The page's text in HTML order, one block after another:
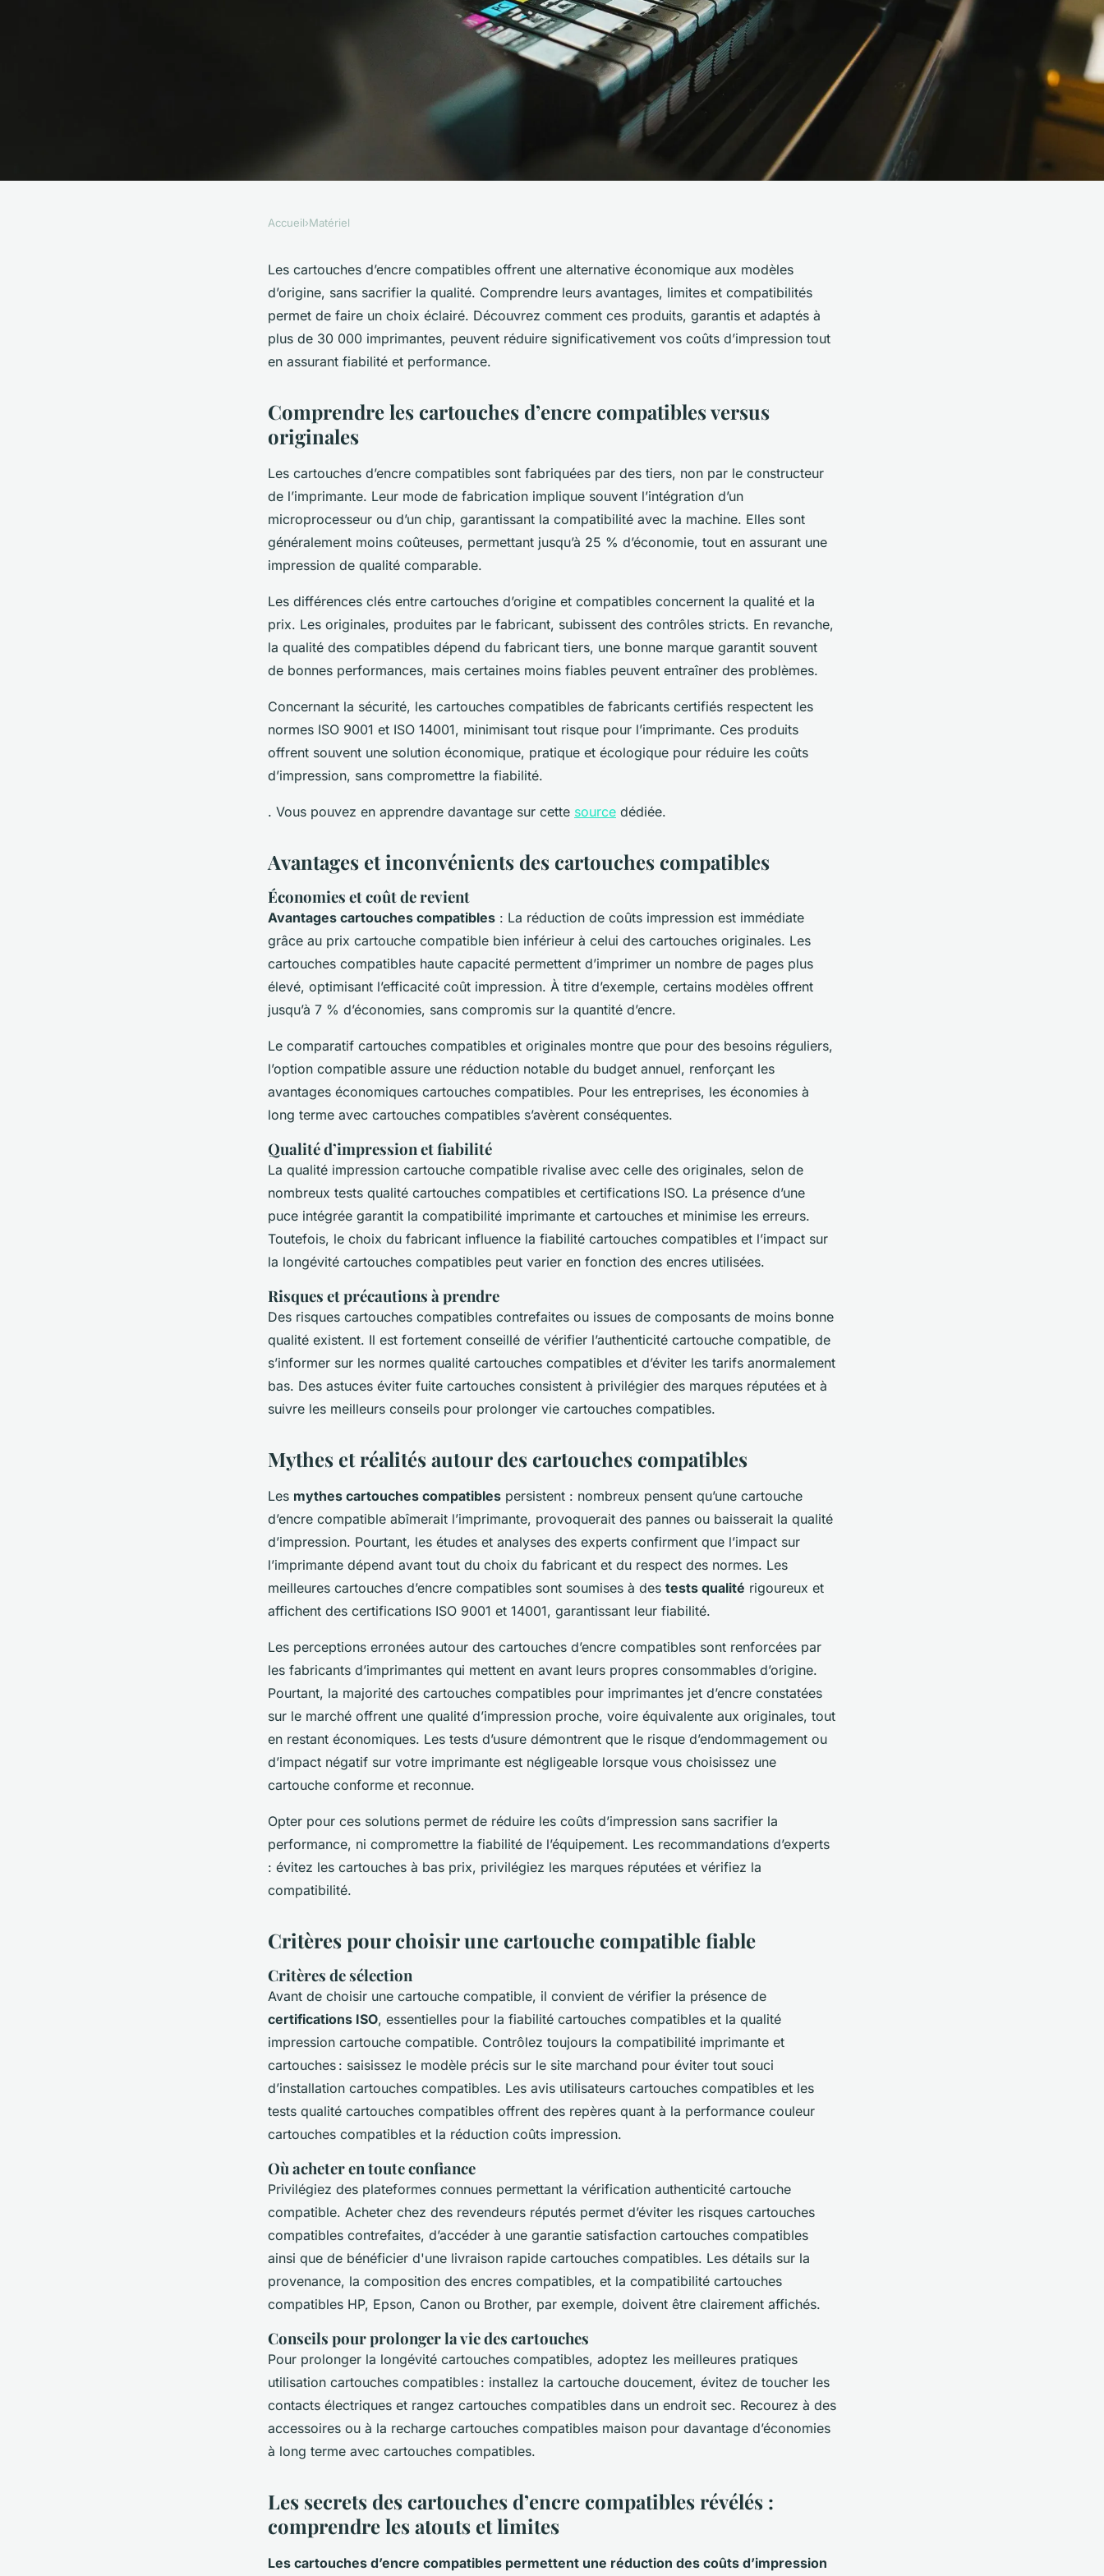
Les secrets des cartouches d'encre
compatibles révélés
Accueil›Matériel
Les cartouches d’encre compatibles offrent une alternative économique aux modèles
d’origine, sans sacrifier la qualité. Comprendre leurs avantages, limites et compatibilités
permet de faire un choix éclairé. Découvrez comment ces produits, garantis et adaptés à
plus de 30 000 imprimantes, peuvent réduire significativement vos coûts d’impression tout
en assurant fiabilité et performance.
Comprendre les cartouches d’encre compatibles versus
originales
Les cartouches d’encre compatibles sont fabriquées par des tiers, non par le constructeur
de l’imprimante. Leur mode de fabrication implique souvent l’intégration d’un
microprocesseur ou d’un chip, garantissant la compatibilité avec la machine. Elles sont
généralement moins coûteuses, permettant jusqu’à 25 % d’économie, tout en assurant une
impression de qualité comparable.
Les différences clés entre cartouches d’origine et compatibles concernent la qualité et la
prix. Les originales, produites par le fabricant, subissent des contrôles stricts. En revanche,
la qualité des compatibles dépend du fabricant tiers, une bonne marque garantit souvent
de bonnes performances, mais certaines moins fiables peuvent entraîner des problèmes.
Concernant la sécurité, les cartouches compatibles de fabricants certifiés respectent les
normes ISO 9001 et ISO 14001, minimisant tout risque pour l’imprimante. Ces produits
offrent souvent une solution économique, pratique et écologique pour réduire les coûts
d’impression, sans compromettre la fiabilité.
. Vous pouvez en apprendre davantage sur cette source dédiée.
Avantages et inconvénients des cartouches compatibles
Économies et coût de revient
Avantages cartouches compatibles : La réduction de coûts impression est immédiate
grâce au prix cartouche compatible bien inférieur à celui des cartouches originales. Les
cartouches compatibles haute capacité permettent d’imprimer un nombre de pages plus
élevé, optimisant l’efficacité coût impression. À titre d’exemple, certains modèles offrent
jusqu’à 7 % d’économies, sans compromis sur la quantité d’encre.
Le comparatif cartouches compatibles et originales montre que pour des besoins réguliers,
l’option compatible assure une réduction notable du budget annuel, renforçant les
avantages économiques cartouches compatibles. Pour les entreprises, les économies à
long terme avec cartouches compatibles s’avèrent conséquentes.
Qualité d’impression et fiabilité
La qualité impression cartouche compatible rivalise avec celle des originales, selon de
nombreux tests qualité cartouches compatibles et certifications ISO. La présence d’une
puce intégrée garantit la compatibilité imprimante et cartouches et minimise les erreurs.
Toutefois, le choix du fabricant influence la fiabilité cartouches compatibles et l’impact sur
la longévité cartouches compatibles peut varier en fonction des encres utilisées.
Risques et précautions à prendre
Des risques cartouches compatibles contrefaites ou issues de composants de moins bonne
qualité existent. Il est fortement conseillé de vérifier l’authenticité cartouche compatible, de
s’informer sur les normes qualité cartouches compatibles et d’éviter les tarifs anormalement
bas. Des astuces éviter fuite cartouches consistent à privilégier des marques réputées et à
suivre les meilleurs conseils pour prolonger vie cartouches compatibles.
Mythes et réalités autour des cartouches compatibles
Les mythes cartouches compatibles persistent : nombreux pensent qu’une cartouche
d’encre compatible abîmerait l’imprimante, provoquerait des pannes ou baisserait la qualité
d’impression. Pourtant, les études et analyses des experts confirment que l’impact sur
l’imprimante dépend avant tout du choix du fabricant et du respect des normes. Les
meilleures cartouches d’encre compatibles sont soumises à des tests qualité rigoureux et
affichent des certifications ISO 9001 et 14001, garantissant leur fiabilité.
Les perceptions erronées autour des cartouches d’encre compatibles sont renforcées par
les fabricants d’imprimantes qui mettent en avant leurs propres consommables d’origine.
Pourtant, la majorité des cartouches compatibles pour imprimantes jet d’encre constatées
sur le marché offrent une qualité d’impression proche, voire équivalente aux originales, tout
en restant économiques. Les tests d’usure démontrent que le risque d’endommagement ou
d’impact négatif sur votre imprimante est négligeable lorsque vous choisissez une
cartouche conforme et reconnue.
Opter pour ces solutions permet de réduire les coûts d’impression sans sacrifier la
performance, ni compromettre la fiabilité de l’équipement. Les recommandations d’experts
: évitez les cartouches à bas prix, privilégiez les marques réputées et vérifiez la
compatibilité.
Critères pour choisir une cartouche compatible fiable
Critères de sélection
Avant de choisir une cartouche compatible, il convient de vérifier la présence de
certifications ISO, essentielles pour la fiabilité cartouches compatibles et la qualité
impression cartouche compatible. Contrôlez toujours la compatibilité imprimante et
cartouches : saisissez le modèle précis sur le site marchand pour éviter tout souci
d’installation cartouches compatibles. Les avis utilisateurs cartouches compatibles et les
tests qualité cartouches compatibles offrent des repères quant à la performance couleur
cartouches compatibles et la réduction coûts impression.
Où acheter en toute confiance
Privilégiez des plateformes connues permettant la vérification authenticité cartouche
compatible. Acheter chez des revendeurs réputés permet d’éviter les risques cartouches
compatibles contrefaites, d’accéder à une garantie satisfaction cartouches compatibles
ainsi que de bénéficier d'une livraison rapide cartouches compatibles. Les détails sur la
provenance, la composition des encres compatibles, et la compatibilité cartouches
compatibles HP, Epson, Canon ou Brother, par exemple, doivent être clairement affichés.
Conseils pour prolonger la vie des cartouches
Pour prolonger la longévité cartouches compatibles, adoptez les meilleures pratiques
utilisation cartouches compatibles : installez la cartouche doucement, évitez de toucher les
contacts électriques et rangez cartouches compatibles dans un endroit sec. Recourez à des
accessoires ou à la recharge cartouches compatibles maison pour davantage d’économies
à long terme avec cartouches compatibles.
Les secrets des cartouches d’encre compatibles révélés :
comprendre les atouts et limites
Les cartouches d’encre compatibles permettent une réduction des coûts d’impression